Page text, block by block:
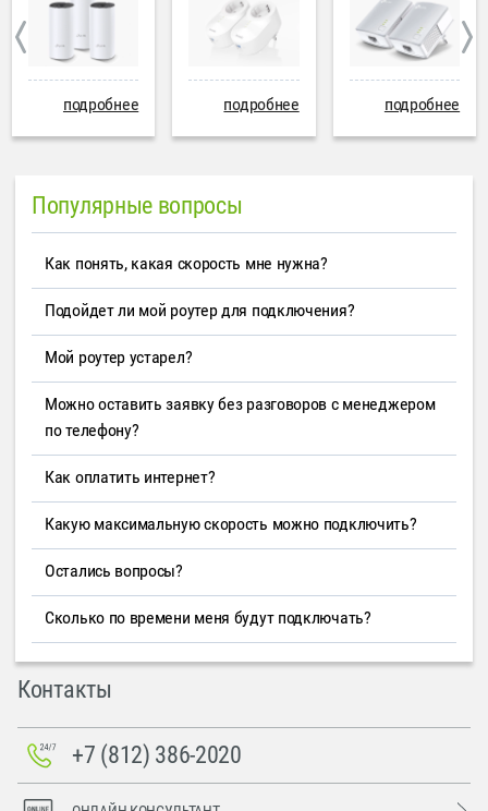
подробнее подробнее подробнее
Популярные вопросы
Как понять, какая скорость мне нужна?
Подойдет ли мой роутер для подключения?
Мой роутер устарел?
Можно оставить заявку без разговоров с менеджером
по телефону?
Как оплатить интернет?
Какую максимальную скорость можно подключить?
Остались вопросы?
Сколько по времени меня будут подключать?
Контакты
+7 (812) 386-2020